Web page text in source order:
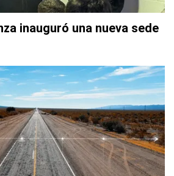
inauguró una nueva sede